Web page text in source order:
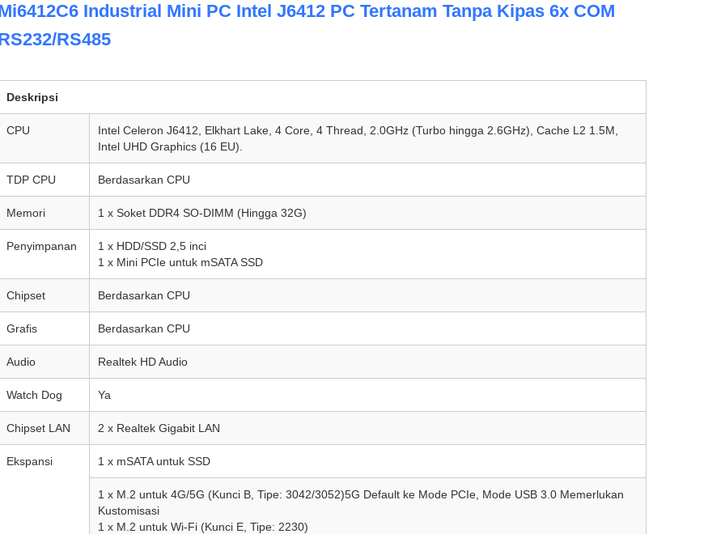
Industrial Mini PC Intel J6412 PC Tertanam Tanpa Kipas 6x COM
RS485
Deskripsi
CPU
Intel Celeron J6412, Elkhart Lake, 4 Core, 4 Thread, 2.0GHz (Turbo hingga 2.6GHz), Cache L2 1.5M,
Intel UHD Graphics (16 EU).
TDP CPU Berdasarkan CPU
Memori 1 x Soket DDR4 SO-DIMM (Hingga 32G)
Penyimpanan
1 x HDD/SSD 2,5 inci
1 x Mini PCIe untuk mSATA SSD
Chipset Berdasarkan CPU
Grafis Berdasarkan CPU
Audio Realtek HD Audio
Watch Dog Ya
Chipset LAN 2 x Realtek Gigabit LAN
Ekspansi 1 x mSATA untuk SSD
1 x M.2 untuk 4G/5G (Kunci B, Tipe: 3042/3052)5G Default ke Mode PCIe, Mode USB 3.0 Memerlukan
Kustomisasi
1 x M.2 untuk Wi-Fi (Kunci E, Tipe: 2230)